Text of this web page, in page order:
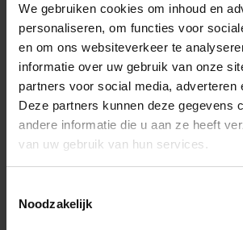
We gebruiken cookies om inhoud en
personaliseren, om functies voor
en om ons websiteverkeer te
informatie over uw gebruik van onze
partners voor social media, adverteren
Deze partners kunnen deze gegevens
andere informatie die u aan ze heeft
van uw gebruik van hun services.
Noodzakelijk